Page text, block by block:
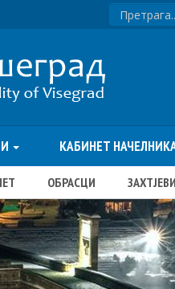
КАБИНЕТ
ОБРАСЦИ ЗАХТЈЕВИ